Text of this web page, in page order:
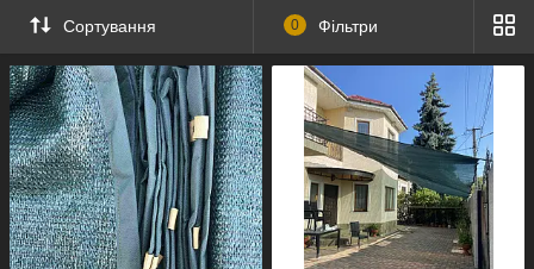
Сортування 0 Фільтри